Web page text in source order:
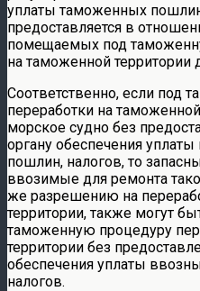
уплаты таможенных
предоставляется в
помещаемых под
на таможенной территории
Соответственно, если под
переработки на
морское судно без
органу обеспечения
пошлин, налогов, то
ввозимые для ремонта
же разрешению на
территории, также могут
таможенную процедуру
территории без
обеспечения уплаты
налогов.